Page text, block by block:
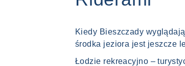
Kiedy Bieszczady
środka jeziora jest jeszcze
Łodzie rekreacyjno –